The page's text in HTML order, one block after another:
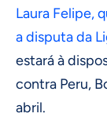
Laura Felipe,
a disputa da
estará à
contra Peru,
abril.